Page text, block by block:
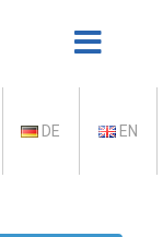
DE EN